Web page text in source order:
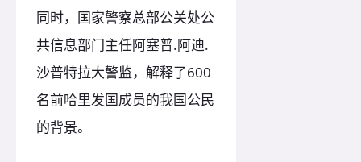
同时，国家警察总部公关处公
共信息部门主任阿塞普.阿迪.
沙普特拉大警监，解释了600
名前哈里发国成员的我国公民
的背景。